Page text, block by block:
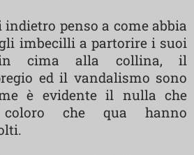
penso a come abbia
imbecilli a partorire i suoi
cima alla collina, il
ed il vandalismo sono
è evidente il nulla che
che qua hanno